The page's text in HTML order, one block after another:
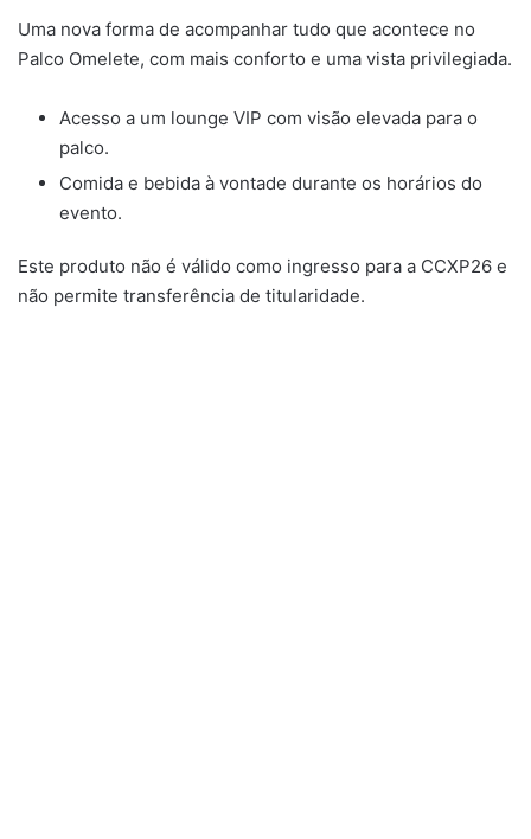
Uma nova forma de acompanhar tudo que acontece no
Palco Omelete, com mais conforto e uma vista privilegiada.
Acesso a um lounge VIP com visão elevada para o
palco.
Comida e bebida à vontade durante os horários do
evento.
Este produto não é válido como ingresso para a CCXP26 e
não permite transferência de titularidade.